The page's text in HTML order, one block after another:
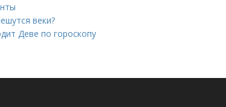
веки?
Деве по гороскопу